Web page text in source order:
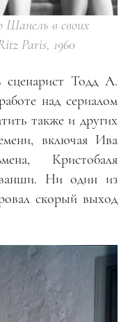
Шанель в своих
Paris, 1960
сценарист Тодд А.
над сериалом
также и других
включая Ива
Кристобаля
Ни один из
скорый выход